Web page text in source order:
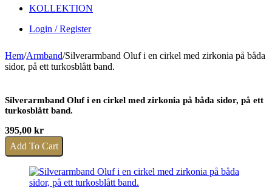
KOLLEKTION
Login / Register
Hem/Armband/Silverarmband Oluf i en cirkel med zirkonia på båda
sidor, på ett turkosblått band.
Silverarmband Oluf i en cirkel med zirkonia på båda sidor, på ett
turkosblått band.
395,00 kr
Add To Cart